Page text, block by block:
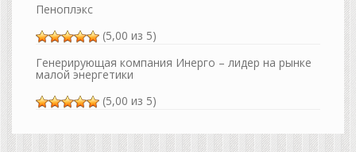
Пеноплэкс
(5,00 из 5)
Генерирующая компания Инерго – лидер на рынке
малой энергетики
(5,00 из 5)